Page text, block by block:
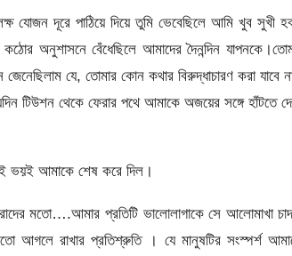
দূরে পাঠিয়ে দিয়ে তুমি ভেবেছিলে আমি খুব সুখী
অনুশাসনে বেঁধেছিলে আমাদের দৈনন্দিন
যে, তোমার কোন কথার বিরুদ্ধাচারণ করা যাবে
টিউশন থেকে ফেরার পথে আমাকে অজয়ের সঙ্গে হাঁটতে
ভয়ই আমাকে শেষ করে দিল।
মতো….আমার প্রতিটি ভালোলাগাকে সে আলোমাখা
আগলে রাখার প্রতিশ্রুতি । যে মানুষটির সংস্পর্শ